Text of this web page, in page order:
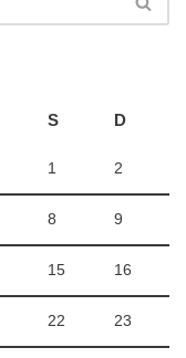
S D
1 2
8 9
15 16
22 23